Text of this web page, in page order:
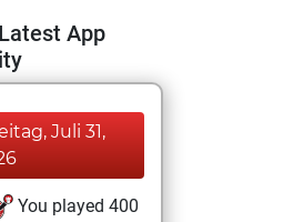
App
Juli 31,
You played 400